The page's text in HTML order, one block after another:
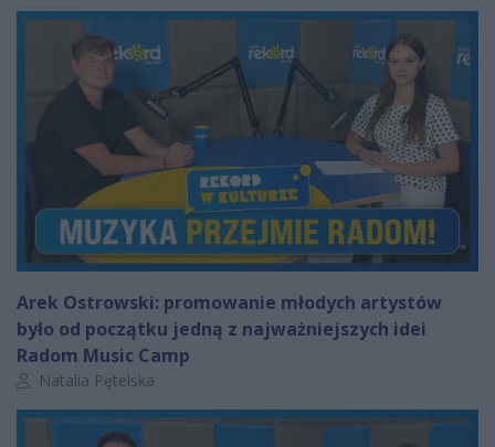
Arek Ostrowski: promowanie młodych artystów
było od początku jedną z najważniejszych idei
Radom Music Camp
Autor artykułu:
Natalia Pętelska